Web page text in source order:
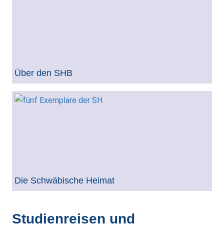
Über den SHB
Die Schwäbische Heimat
Studienreisen und